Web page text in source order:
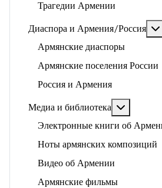
Трагедии Армении
Диаспора и Армения/Россия
Армянские диаспоры
Армянские поселения России
Россия и Армения
Медиа и библиотека
Электронные книги об
Ноты армянских композиций
Видео об Армении
Армянские фильмы